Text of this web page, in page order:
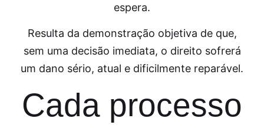
espera.
Resulta da demonstração objetiva de que,
sem uma decisão imediata, o direito sofrerá
um dano sério, atual e dificilmente reparável.
Cada processo